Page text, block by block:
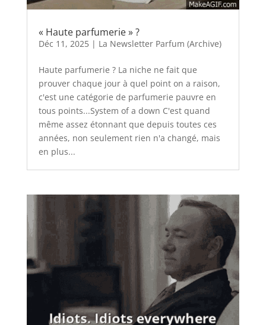
« Haute parfumerie » ?
Déc 11, 2025| La Newsletter Parfum (Archive)
Haute parfumerie ? La niche ne fait que
prouver chaque jour à quel point on a raison,
c'est une catégorie de parfumerie pauvre en
tous points...System of a down C'est quand
même assez étonnant que depuis toutes ces
années, non seulement rien n'a changé, mais
en plus...